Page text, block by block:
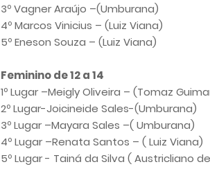
3º Vagner Araújo –(Umburana)
4º Marcos Vinicius – (Luiz Viana)
5º Eneson Souza – (Luiz Viana)
Feminino de 12 a 14
1º Lugar –Meigly Oliveira – (Tomaz
2º Lugar-Joicineide Sales-(Umburana)
3º Lugar –Mayara Sales –( Umburana)
4º Lugar –Renata Santos – ( Luiz Viana)
5º Lugar - Tainá da Silva ( Austricliano